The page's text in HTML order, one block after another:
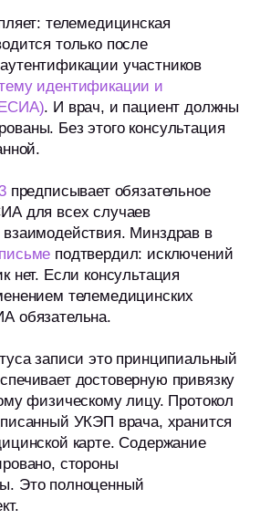
телемедицинская
только после
участников
идентификации и
. И врач, и пациент должны
Без этого консультация
предписывает обязательное
для всех случаев
взаимодействия. Минздрав в
письме подтвердил: исключений
нет. Если консультация
телемедицинских
обязательна.
записи это принципиальный
достоверную привязку
физическому лицу. Протокол
УКЭП врача, хранится
карте. Содержание
стороны
Это полноценный